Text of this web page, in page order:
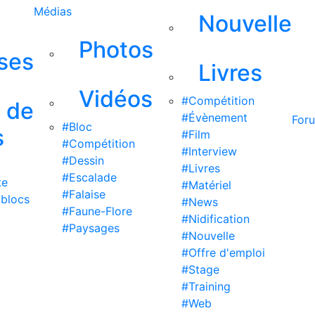
de
Médias
Photos
Vidéos
#Bloc
#Compétition
#Dessin
#Escalade
#Falaise
#Faune-Flore
#Paysages
Nouvelle
Livres
#Compétition
#Évènement
#Film
#Interview
#Livres
#Matériel
#News
#Nidification
#Nouvelle
#Offre d'emploi
#Stage
#Training
#Web